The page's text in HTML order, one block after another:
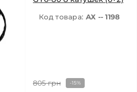
Код товара: АХ -- 1198
805 грн -15%